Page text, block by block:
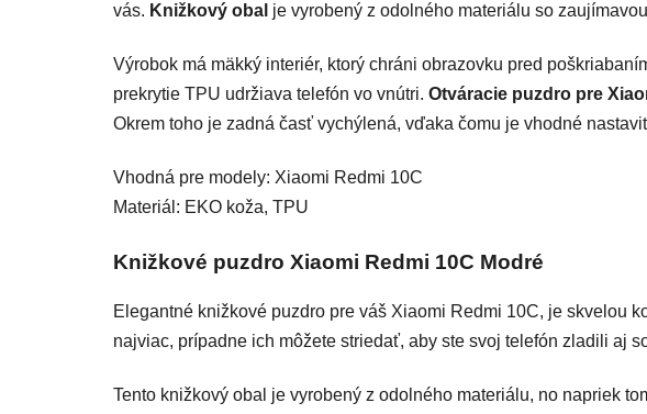
vás. Knižkový obal je vyrobený z odolného materiálu so
Výrobok má mäkký interiér, ktorý chráni obrazovku pred
prekrytie TPU udržiava telefón vo vnútri. Otváracie puzdro pre
Okrem toho je zadná časť vychýlená, vďaka čomu je vhodné
Vhodná pre modely: Xiaomi Redmi 10C
Materiál: EKO koža, TPU
Knižkové puzdro Xiaomi Redmi 10C Modré
Elegantné knižkové puzdro pre váš Xiaomi Redmi 10C, je skvelou
najviac, prípadne ich môžete striedať, aby ste svoj telefón zladili aj
Tento knižkový obal je vyrobený z odolného materiálu, no napriek